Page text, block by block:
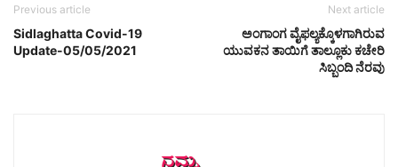
Previous article
Sidlaghatta Covid-19
Update-05/05/2021
Next article
ಅಂಗಾಂಗ ವೈಫಲ್ಯಕ್ಕೊಳಗಾಗಿರುವ
ಯುವಕನ ತಾಯಿಗೆ ತಾಲ್ಲೂಕು ಕಚೇರಿ
ಸಿಬ್ಬಂದಿ ನೆರವು